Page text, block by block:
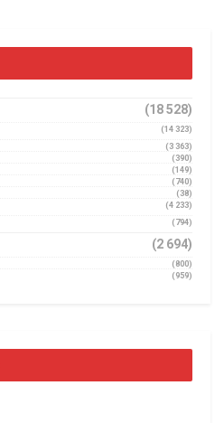
(18 528)
(14 323)
(3 363)
(390)
(149)
(740)
(38)
(4 233)
(794)
(2 694)
(800)
(959)